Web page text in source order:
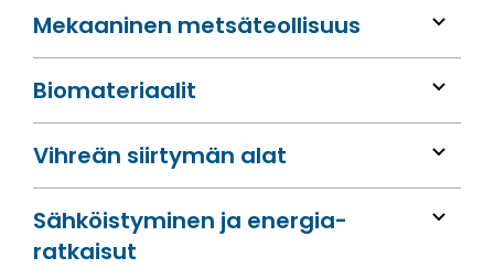
Mekaaninen metsä­teollisuus
Bio­materiaalit
Vihreän siirtymän alat
Sähköis­tyminen ja energia­
ratkaisut